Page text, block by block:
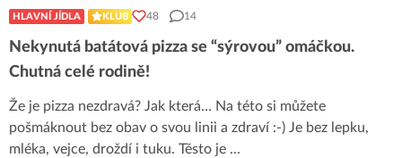
HLAVNÍ JÍDLA KLUB 48 14
Nekynutá batátová pizza se “sýrovou” omáčkou.
Chutná celé rodině!
Že je pizza nezdravá? Jak která… Na této si můžete
pošmáknout bez obav o svou linii a zdraví :-) Je bez lepku,
mléka, vejce, droždí i tuku. Těsto je ...